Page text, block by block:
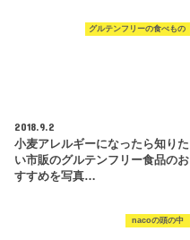
グルテンフリーの食べもの
2018.9.2
小麦アレルギーになったら知りた
い市販のグルテンフリー食品のお
すすめを写真…
nacoの頭の中